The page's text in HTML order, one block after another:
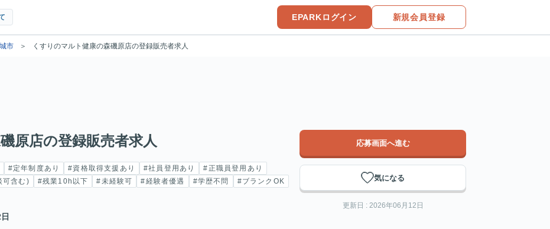
EPARKログイン 新規会員登録
市 くすりのマルト健康の森磯原店の登録販売者求人
原店の登録販売者求人
#定年制度あり #資格取得支援あり #社員登用あり
#正職員登用あり
可含む) #残業10h以下 #未経験可 #経験者優遇 #学歴不問
#ブランクOK
応募画面へ進む
気になる
更新日 : 2026年06月12日